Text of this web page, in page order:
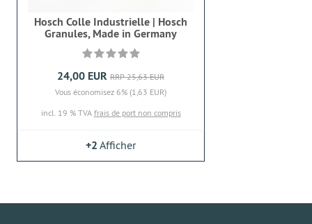
Hosch Colle Industrielle | Hosch
Granules, Made in Germany
24,00 EUR RRP 25,63 EUR
Vous économisez 6% (1,63 EUR)
incl. 19 % TVA frais de port non compris
+2 Afficher